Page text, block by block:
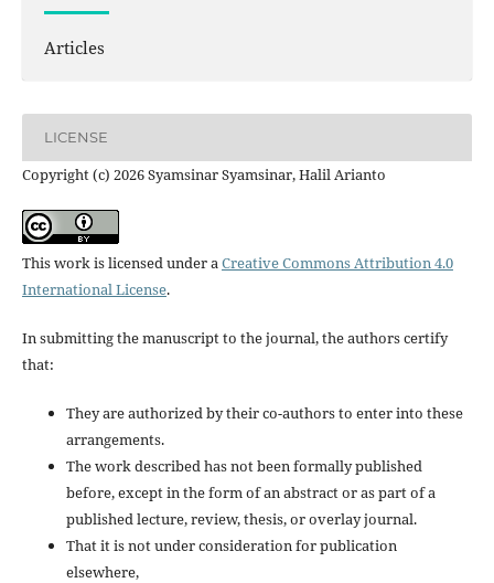
Articles
LICENSE
Copyright (c) 2026 Syamsinar Syamsinar, Halil Arianto
This work is licensed under aCreative Commons Attribution 4.0
International License.
In submitting the manuscript to the journal, the authors certify
that:
They are authorized by their co-authors to enter into these
arrangements.
The work described has not been formally published
before, except in the form of an abstract or as part of a
published lecture, review, thesis, or overlay journal.
That it is not under consideration for publication
elsewhere,